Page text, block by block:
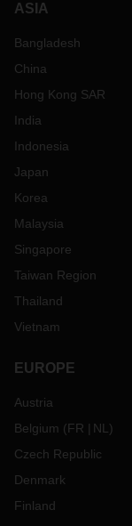
ASIA
Bangladesh
China
Hong Kong SAR
India
Indonesia
Japan
Korea
Malaysia
Singapore
Taiwan Region
Thailand
Vietnam
EUROPE
Austria
Belgium (FR NL )
Czech Republic
Denmark
Finland